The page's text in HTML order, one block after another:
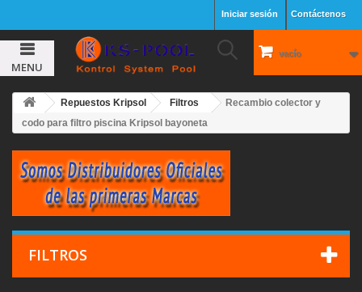
Contáctenos
Iniciar sesión
vacío
MENU
Repuestos Kripsol Filtros
Recambio colector y
codo para filtro piscina Kripsol bayoneta
FILTROS